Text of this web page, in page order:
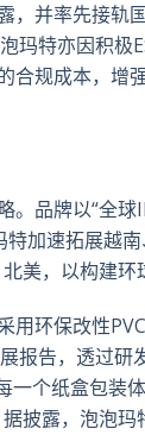
，并率先接轨
玛特亦因积极
合规成本，增
。品牌以“全球
特加速拓展越
美，以构建环
用环保改性PVC
报告，透过研
一个纸盒包装
披露，泡泡